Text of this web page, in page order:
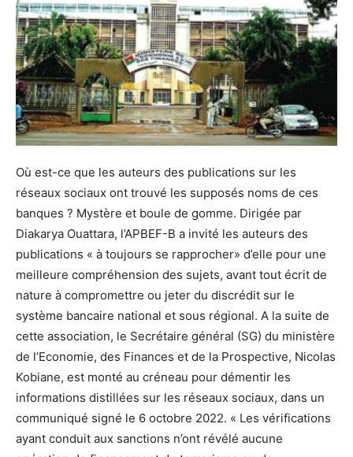
Où est-ce que les auteurs des publications sur les
réseaux sociaux ont trouvé les supposés noms de ces
banques ? Mystère et boule de gomme. Dirigée par
Diakarya Ouattara, l’APBEF-B a invité les auteurs des
publications « à toujours se rapprocher» d’elle pour une
meilleure compréhension des sujets, avant tout écrit de
nature à compromettre ou jeter du discrédit sur le
système bancaire national et sous régional. A la suite de
cette association, le Secrétaire général (SG) du ministère
de l’Economie, des Finances et de la Prospective, Nicolas
Kobiane, est monté au créneau pour démentir les
informations distillées sur les réseaux sociaux, dans un
communiqué signé le 6 octobre 2022. « Les vérifications
ayant conduit aux sanctions n’ont révélé aucune